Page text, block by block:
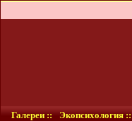
Галереи :: Экопсихология ::